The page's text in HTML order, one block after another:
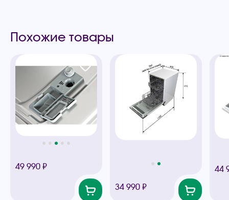
Похожие товары
49 990 ₽
34 990 ₽
44